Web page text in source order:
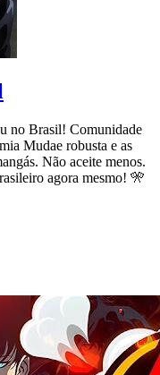
no Brasil! Comunidade
Mudae robusta e as
Não aceite menos.
agora mesmo! 🎌